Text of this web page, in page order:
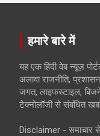
हमारे बारे में
यह एक हिंदी वेब न्यूज़
अलावा राजनीति,
जगत, लाइफस्टाइल,
टेक्नोलॉजी से संबंधित
Disclaimer - समाचार